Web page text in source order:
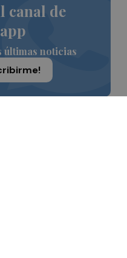
canal de
últimas noticias